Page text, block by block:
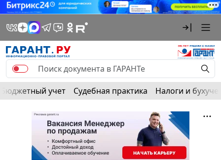
Бюджетный учет Судебная практика Налоги и